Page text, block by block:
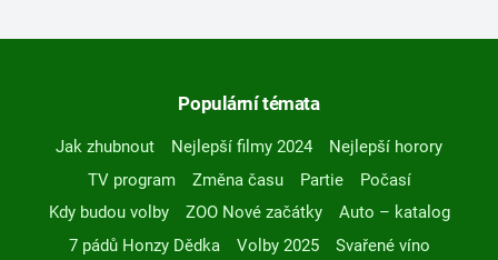
Populární témata
Jak zhubnout Nejlepší filmy 2024
Nejlepší horory
TV program
Změna času Partie
Počasí
Kdy budou volby
ZOO Nové začátky
Auto – katalog
7 pádů Honzy Dědka
Volby 2025
Svařené víno